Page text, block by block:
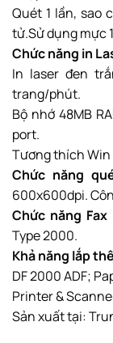
Quét 1 lần, sao
tử.Sử dụng mực
Chức năng in
In laser đen
trang/phút.
Bộ nhớ 48MB
port.
Tương thích
Chức năng
600x600dpi.
Chức năng
Type 2000.
Khả năng lắp
DF 2000 ADF;
Printer &
Sản xuất tại: